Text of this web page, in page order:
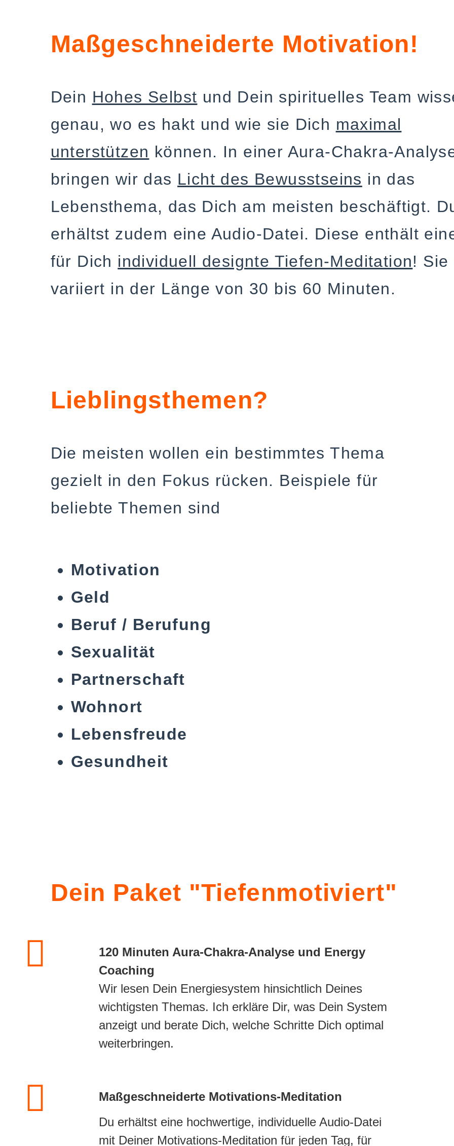
Maßgeschneiderte Motivation!
Dein Hohes Selbst und Dein spirituelles Team
genau, wo es hakt und wie sie Dich maximal
unterstützen können. In einer Aura-Chakra-
bringen wir das Licht des Bewusstseins in das
Lebensthema, das Dich am meisten beschäftigt.
erhältst zudem eine Audio-Datei. Diese enthält
für Dich individuell designte Tiefen-Meditation! Sie
variiert in der Länge von 30 bis 60 Minuten.
Lieblingsthemen?
Die meisten wollen ein bestimmtes Thema
gezielt in den Fokus rücken. Beispiele für
beliebte Themen sind
Motivation
Geld
Beruf / Berufung
Sexualität
Partnerschaft
Wohnort
Lebensfreude
Gesundheit
Dein Paket "Tiefenmotiviert"
120 Minuten Aura-Chakra-Analyse und Energy
Coaching
Wir lesen Dein Energiesystem hinsichtlich Deines
wichtigsten Themas. Ich erkläre Dir, was Dein System
anzeigt und berate Dich, welche Schritte Dich optimal
weiterbringen.
Maßgeschneiderte Motivations-Meditation
Du erhältst eine hochwertige, individuelle Audio-Datei
mit Deiner Motivations-Meditation für jeden Tag, für